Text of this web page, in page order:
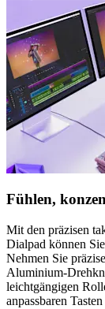
Fühlen,
Mit den präzisen
Dialpad können
Nehmen Sie
Aluminium-
leichtgängigen
anpassbaren